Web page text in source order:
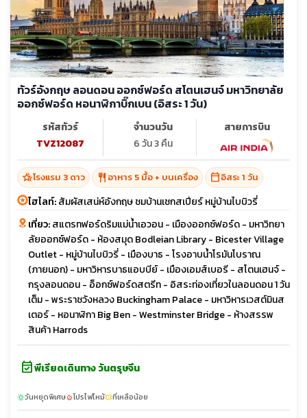
ทัวร์อังกฤษ ลอนดอน ออกซ์ฟอร์ด สโตนเฮนจ์ มหาวิทยาลัย
ออกซ์ฟอร์ด หอนาฬิกาบิ๊กเบน (อิสระ 1 วัน)
รหัสทัวร์
TVZ12087
จำนวนวัน
6 วัน 3 คืน
สายการบิน
hotel_classโรงแรม 3 ดาว restaurant อาหาร 5 มื้อ + บนเครื่อง calendar_todayอิสระ 1 วัน
ไฮไลท์:สัมผัสเสน่ห์อังกฤษ ชมบ้านเชกสเปียร์ หมู่บ้านไบบิวรี่
เที่ยว:สแตรทฟอร์ดริมแม่น้ำเอวอน - เมืองออกซ์ฟอร์ด - มหาวิทยา
ลัยออกซ์ฟอร์ด - ห้องสมุด Bodleian Library - Bicester Village
Outlet - หมู่บ้านไบบิวรี่ - เมืองบาธ - โรงอาบน้ำโรมันโบราณ
(ภายนอก) - มหาวิหารบาธแอบบีย์ - เมืองเอมส์เบอรี - สโตนเฮนจ์ -
กรุงลอนดอน - อ็อกซ์ฟอร์ดสตรีท - อิสระท่องเที่ยวในลอนดอน 1 วัน
เต็ม - พระราชวังหลวง Buckingham Palace - มหาวิหารเวสต์มินส
เตอร์ - หอนาฬิกา Big Ben - Westminster Bridge - ห้างสรรพ
สินค้า Harrods
event_availableพีเรียดเดินทาง วันตรุษจีน
sunnyวันหยุดพิเศษlocal_fire_departmentโปรไฟไหม้confirmation_numberที่เหลือน้อย